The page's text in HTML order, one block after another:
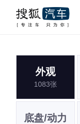
外观
1083张
底盘/动力